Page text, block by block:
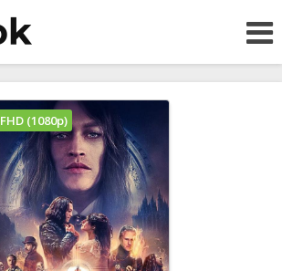
FHD (1080p)